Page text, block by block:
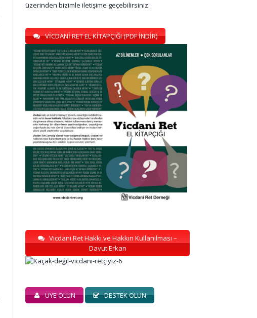
üzerinden bizimle iletişime geçebilirsiniz.
VİCDANİ RET EL KİTAPÇIĞI (PDF İNDİR)
Vicdani Ret Hakkı ve Hakkın Kullanılması –
Davut Erkan
ÜYE OLUN DESTEK OLUN